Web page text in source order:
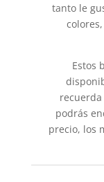
tanto le
Estos
podrás
precio, los